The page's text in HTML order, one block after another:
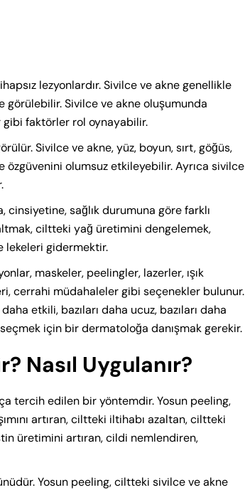
lezyonlardır. Sivilce ve akne genellikle
Sivilce ve akne oluşumunda
gibi faktörler rol oynayabilir.
Sivilce ve akne, yüz, boyun, sırt, göğüs,
özgüvenini olumsuz etkileyebilir. Ayrıca sivilce
sağlık durumuna göre farklı
ciltteki yağ üretimini dengelemek,
lekeleri gidermektir.
maskeler, peelingler, lazerler, ışık
cerrahi müdahaleler gibi seçenekler bulunur.
etkili, bazıları daha ucuz, bazıları daha
için bir dermatoloğa danışmak gerekir.
Nasıl Uygulanır?
tercih edilen bir yöntemdir. Yosun peeling,
artıran, ciltteki iltihabı azaltan, ciltteki
üretimini artıran, cildi nemlendiren,
Yosun peeling, ciltteki sivilce ve akne